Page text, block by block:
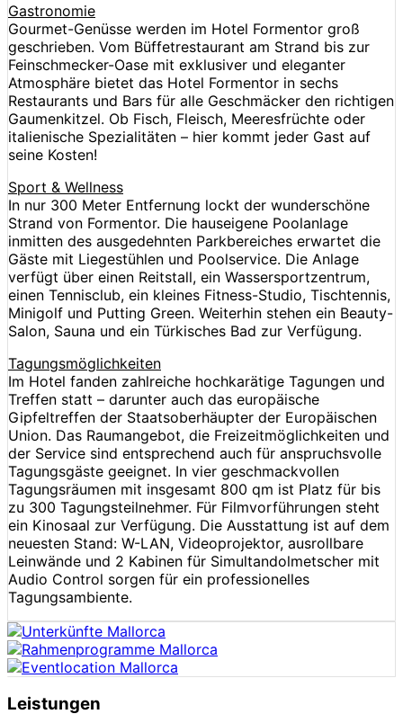
Gastronomie
Gourmet-Genüsse werden im Hotel Formentor groß
geschrieben. Vom Büffetrestaurant am Strand bis zur
Feinschmecker-Oase mit exklusiver und eleganter
Atmosphäre bietet das Hotel Formentor in sechs
Restaurants und Bars für alle Geschmäcker den richtigen
Gaumenkitzel. Ob Fisch, Fleisch, Meeresfrüchte oder
italienische Spezialitäten – hier kommt jeder Gast auf
seine Kosten!
Sport & Wellness
In nur 300 Meter Entfernung lockt der wunderschöne
Strand von Formentor. Die hauseigene Poolanlage
inmitten des ausgedehnten Parkbereiches erwartet die
Gäste mit Liegestühlen und Poolservice. Die Anlage
verfügt über einen Reitstall, ein Wassersportzentrum,
einen Tennisclub, ein kleines Fitness-Studio, Tischtennis,
Minigolf und Putting Green. Weiterhin stehen ein Beauty-
Salon, Sauna und ein Türkisches Bad zur Verfügung.
Tagungsmöglichkeiten
Im Hotel fanden zahlreiche hochkarätige Tagungen und
Treffen statt – darunter auch das europäische
Gipfeltreffen der Staatsoberhäupter der Europäischen
Union. Das Raumangebot, die Freizeitmöglichkeiten und
der Service sind entsprechend auch für anspruchsvolle
Tagungsgäste geeignet. In vier geschmackvollen
Tagungsräumen mit insgesamt 800 qm ist Platz für bis
zu 300 Tagungsteilnehmer. Für Filmvorführungen steht
ein Kinosaal zur Verfügung. Die Ausstattung ist auf dem
neuesten Stand: W-LAN, Videoprojektor, ausrollbare
Leinwände und 2 Kabinen für Simultandolmetscher mit
Audio Control sorgen für ein professionelles
Tagungsambiente.
Leistungen